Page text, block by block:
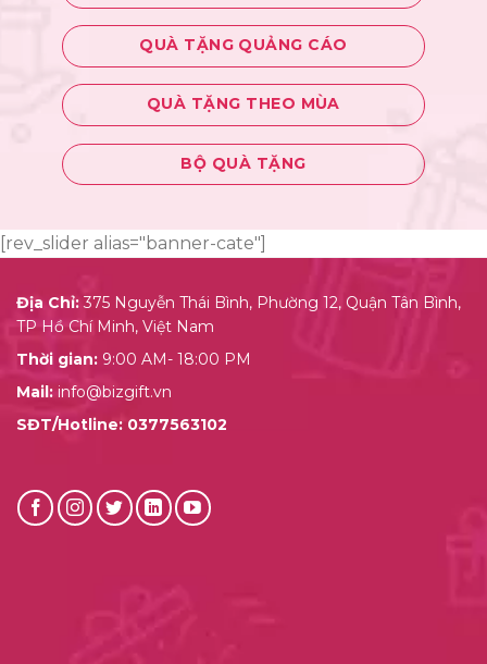
QUÀ TẶNG QUẢNG CÁO
QUÀ TẶNG THEO MÙA
BỘ QUÀ TẶNG
[rev_slider alias="banner-cate"]
Địa Chỉ:375 Nguyễn Thái Bình, Phường 12, Quận Tân Bình,
TP Hồ Chí Minh, Việt Nam
Thời gian:9:00 AM- 18:00 PM
Mail: info@bizgift.vn
SĐT/Hotline: 0377563102